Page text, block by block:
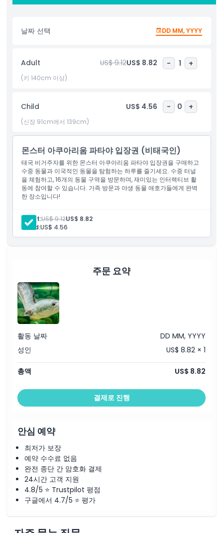
배울 수 있는 재미있고 상호작용적인 활동을 즐겨보세요. 가족, 친구
수중의 경이로움부터 매혹적인 파충류까지, 몬스터 아쿠아리움 파타
야는 야생동물의 아름다움을 재미있고 교육적인 방식으로 탐험하고
자 하는 모든 이에게 꼭 방문해야 할 명소입니다.
하이라이트
포함 사항
아동 성인 정책
포함되지 않는 사항
운영 시간
위치
교환 방법
날짜 선택 DD MM, YYYY
Adult US$ 9.12US$ 8.82 - 1 +
(키 140cm 이상)
Child US$ 4.56 - 0 +
(신장 91cm에서 139cm)
몬스터 아쿠아리움 파타야 입장권 (비태국인)
태국 비거주자를 위한 몬스터 아쿠아리움 파타야 입장권을 구매하고
수중 동물과 이국적인 동물을 탐험하는 하루를 즐기세요. 수중 터널
을 체험하고, 16개의 동물 구역을 방문하며, 재미있는 인터랙티브 활
동에 참여할 수 있습니다. 가족 방문과 야생 동물 애호가들에게 완벽
한 장소입니다!
Adult:US$ 9.12US$ 8.82
Child:US$ 4.56
주문 요약
활동 날짜
DD MM, YYYY
성인
US$ 8.82 × 1
총액 US$ 8.82
결제로 진행
안심 예약
최저가 보장
예약 수수료 없음
완전 종단 간 암호화 결제
24시간 고객 지원
4.8/5 ⭐ Trustpilot 평점
구글에서 4.7/5 ⭐ 평가